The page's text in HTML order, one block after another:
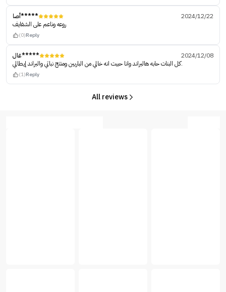
أصا*****
2024/12/22
روعه وناعم على الشفايف
(0)Reply
غال*****
2024/12/08
كل البنات حابه هالبراند وانا حبيت انه خالي من الباربين ومنتج نباتي والبراند إيطالي.
(1)Reply
All reviews